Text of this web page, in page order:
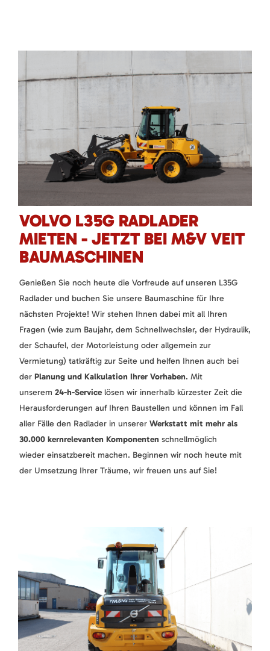
VOLVO L35G RADLADER
MIETEN - JETZT BEI M&V VEIT
BAUMASCHINEN
Genießen Sie noch heute die Vorfreude auf unseren L35G
Radlader und buchen Sie unsere Baumaschine für Ihre
nächsten Projekte! Wir stehen Ihnen dabei mit all Ihren
Fragen (wie zum Baujahr, dem Schnellwechsler, der Hydraulik,
der Schaufel, der Motorleistung oder allgemein zur
Vermietung) tatkräftig zur Seite und helfen Ihnen auch bei
der Planung und Kalkulation Ihrer Vorhaben. Mit
unserem 24-h-Servicelösen wir innerhalb kürzester Zeit die
Herausforderungen auf Ihren Baustellen und können im Fall
aller Fälle den Radlader in unserer Werkstatt mit mehr als
30.000 kernrelevanten Komponenten schnellmöglich
wieder einsatzbereit machen. Beginnen wir noch heute mit
der Umsetzung Ihrer Träume, wir freuen uns auf Sie!